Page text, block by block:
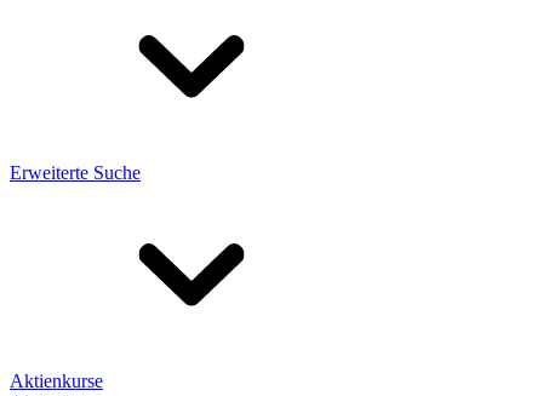
Erweiterte Suche
Aktienkurse